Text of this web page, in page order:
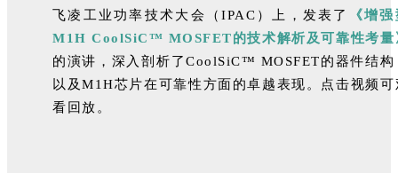
飞凌工业功率技术大会（IPAC）上，发表了
《增
M1H CoolSiC™ MOSFET的技术解析及可靠性考量
的演讲，深入剖析了CoolSiC™ MOSFET的器件结构
以及M1H芯片在可靠性方面的卓越表现。点击视频可
看回放。